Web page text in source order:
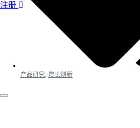
注册
产品研究 增长创新